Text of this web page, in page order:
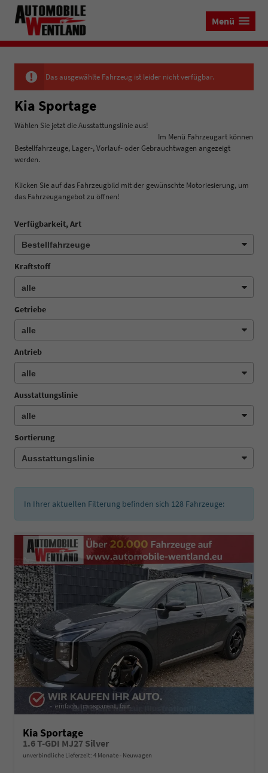
Menü
Das ausgewählte Fahrzeug ist leider nicht verfügbar.
Kia Sportage
Wählen Sie jetzt die Ausstattungslinie aus!
Im Menü Fahrzeugart können
Bestellfahrzeuge, Lager-, Vorlauf- oder Gebrauchtwagen angezeigt
werden.
Klicken Sie auf das Fahrzeugbild mit der gewünschte Motoriesierung, um
das Fahrzeugangebot zu öffnen!
Verfügbarkeit, Art
Kraftstoff
Getriebe
Antrieb
Ausstattungslinie
Sortierung
In Ihrer aktuellen Filterung befinden sich 128 Fahrzeuge:
Kia Sportage
1.6 T-GDI MJ27 Silver
unverbindliche Lieferzeit: 4 Monate Neuwagen